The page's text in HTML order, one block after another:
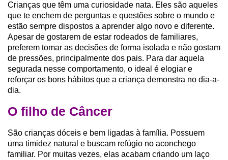
Crianças que têm uma curiosidade nata. Eles são aqueles
que te enchem de perguntas e questões sobre o mundo e
estão sempre dispostos a aprender algo novo e diferente.
Apesar de gostarem de estar rodeados de familiares,
preferem tomar as decisões de forma isolada e não gostam
de pressões, principalmente dos pais. Para dar aquela
segurada nesse comportamento, o ideal é elogiar e
reforçar os bons hábitos que a criança demonstra no dia-a-
dia.
O filho de Câncer
São crianças dóceis e bem ligadas à família. Possuem
uma timidez natural e buscam refúgio no aconchego
familiar. Por muitas vezes, elas acabam criando um laço